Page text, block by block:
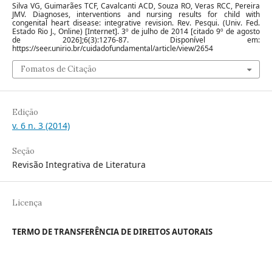
Silva VG, Guimarães TCF, Cavalcanti ACD, Souza RO, Veras RCC, Pereira
JMV. Diagnoses, interventions and nursing results for child with
congenital heart disease: integrative revision. Rev. Pesqui. (Univ. Fed.
Estado Rio J., Online) [Internet]. 3º de julho de 2014 [citado 9º de agosto
de 2026];6(3):1276-87. Disponível em:
https://seer.unirio.br/cuidadofundamental/article/view/2654
Fomatos de Citação
Edição
v. 6 n. 3 (2014)
Seção
Revisão Integrativa de Literatura
Licença
TERMO DE TRANSFERÊNCIA DE DIREITOS AUTORAIS